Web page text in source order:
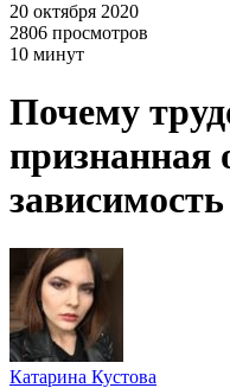
20 октября 2020
2806 просмотров
10 минут
Почему
признанная
зависимость
Катарина Кустова